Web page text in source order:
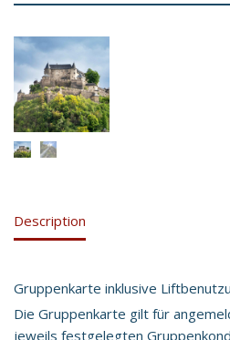
Description
Gruppenkarte inklusive
Die Gruppenkarte gilt für
jeweils festgelegten